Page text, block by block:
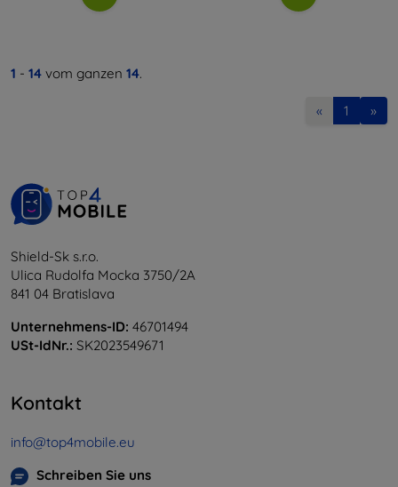
1 - 14 vom ganzen 14.
« 1 »
Shield-Sk s.r.o.
Ulica Rudolfa Mocka 3750/2A
841 04 Bratislava
Unternehmens-ID: 46701494
USt-IdNr.: SK2023549671
Kontakt
info@top4mobile.eu
Schreiben Sie uns